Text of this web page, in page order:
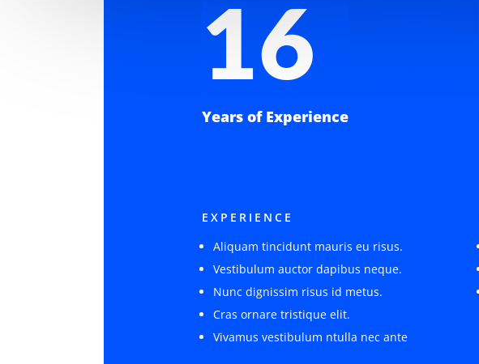
16
Years of Experience
EXPERIENCE
Aliquam tincidunt mauris eu risus.
Vestibulum auctor dapibus neque.
Nunc dignissim risus id metus.
Cras ornare tristique elit.
Vivamus vestibulum ntulla nec ante